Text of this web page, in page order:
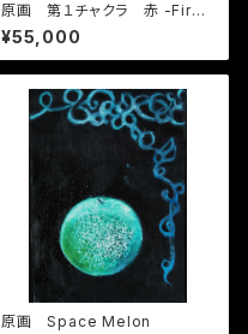
原画 第１チャクラ 赤 -First
chakra Red
¥55,000
原画 Space Melon